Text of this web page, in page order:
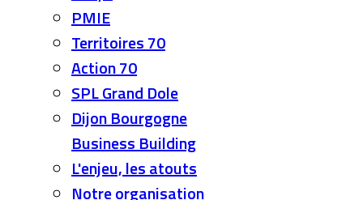
PMIE
Territoires 70
Action 70
SPL Grand Dole
Dijon Bourgogne
Business Building
L'enjeu, les atouts
Notre organisation